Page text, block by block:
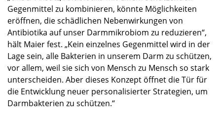
Gegenmittel zu kombinieren, könnte Möglichkeiten
eröffnen, die schädlichen Nebenwirkungen von
Antibiotika auf unser Darmmikrobiom zu reduzieren“,
hält Maier fest. „Kein einzelnes Gegenmittel wird in der
Lage sein, alle Bakterien in unserem Darm zu schützen,
vor allem, weil sie sich von Mensch zu Mensch so stark
unterscheiden. Aber dieses Konzept öffnet die Tür für
die Entwicklung neuer personalisierter Strategien, um
Darmbakterien zu schützen.“